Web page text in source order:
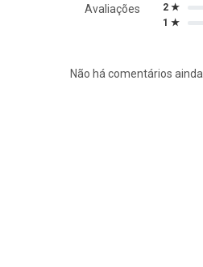
Avaliações
2 ★
1 ★
Não há comentários ainda.